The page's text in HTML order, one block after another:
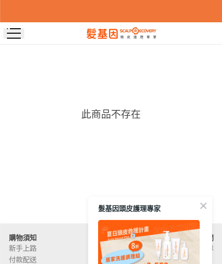
此商品不存在
購物須知
新手上路
付款配送
關於髮基因
品牌故事
頭皮問題
聯絡我們
加入團隊
髮基因頭皮護理專家